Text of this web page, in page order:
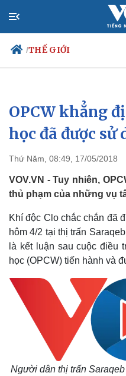
/THẾ GIỚI
Chính trị
Tổ chức nhân sự
Nhận diện sự thật
OPCW khẳng
học đã được sử
Thứ Năm, 08:49, 17/05/2018
VOV.VN - Tuy nhiên,
thủ phạm của những vụ
Khí độc Clo chắc chắn đã
hôm 4/2 tại thị trấn
là kết luận sau cuộc điều
học (OPCW) tiến hành và
Người dân thị trấn